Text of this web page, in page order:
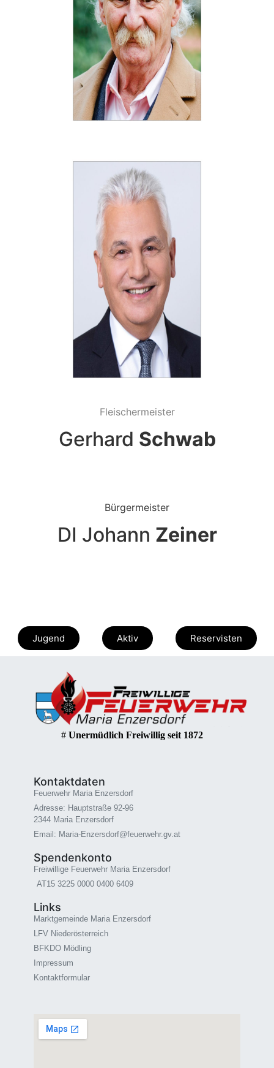
Fleischermeister
Gerhard Schwab
Bürgermeister
DI Johann Zeiner
Jugend Aktiv Reservisten
# Unermüdlich Freiwillig seit 1872
Kontaktdaten
Feuerwehr Maria Enzersdorf
Adresse: Hauptstraße 92-96
2344 Maria Enzersdorf
Email: Maria-Enzersdorf@feuerwehr.gv.at
Spendenkonto
Freiwillige Feuerwehr Maria Enzersdorf
AT15 3225 0000 0400 6409
Links
Marktgemeinde Maria Enzersdorf
LFV Niederösterreich
BFKDO Mödling
Impressum
Kontaktformular